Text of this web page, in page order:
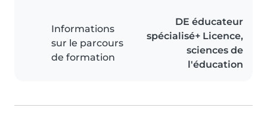
Informations
sur le parcours
de formation
DE éducateur
spécialisé+ Licence,
sciences de
l'éducation